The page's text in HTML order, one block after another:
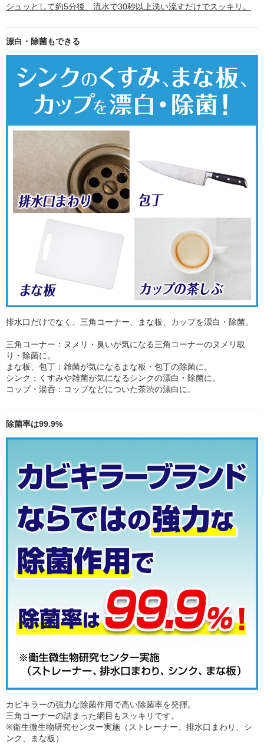
シュッとして約5分後、流水で30秒以上洗い流すだけでスッキリ。
漂白・除菌もできる
排水口だけでなく、三角コーナー、まな板、カップを漂白・除菌。
三角コーナー：ヌメリ・臭いが気になる三角コーナーのヌメリ取
り・除菌に。
まな板、包丁：雑菌が気になるまな板・包丁の除菌に。
シンク：くすみや雑菌が気になるシンクの漂白・除菌に。
コップ・湯呑：コップなどについた茶渋の漂白に。
除菌率は99.9%
カビキラーの強力な除菌作用で高い除菌率を発揮。
三角コーナーの詰まった網目もスッキリです。
※衛生微生物研究センター実施（ストレーナー、排水口まわり、シ
ンク、まな板）